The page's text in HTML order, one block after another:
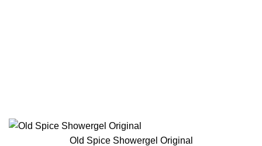
Old Spice Showergel Original